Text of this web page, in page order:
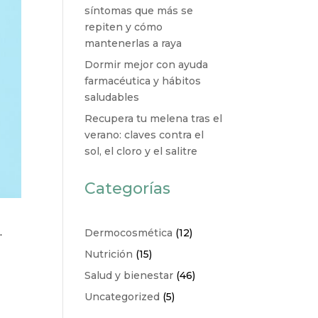
síntomas que más se
repiten y cómo
mantenerlas a raya
Dormir mejor con ayuda
farmacéutica y hábitos
saludables
Recupera tu melena tras el
verano: claves contra el
sol, el cloro y el salitre
Categorías
Dermocosmética (12)
Nutrición (15)
Salud y bienestar (46)
Uncategorized (5)